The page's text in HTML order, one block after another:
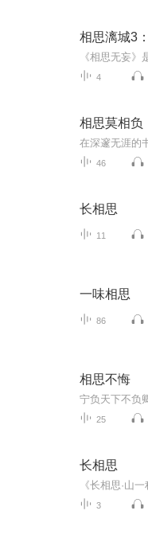
相思漓城3
4
相思莫相负
46
长相思
11
一味相思
86
相思不悔
25
长相思
3